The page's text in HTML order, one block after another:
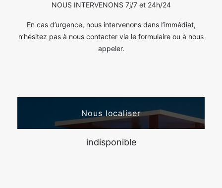
NOUS INTERVENONS 7j/7 et 24h/24
En cas d’urgence, nous intervenons dans l’immédiat,
n’hésitez pas à nous contacter via le formulaire ou à nous
appeler.
Nous localiser
indisponible